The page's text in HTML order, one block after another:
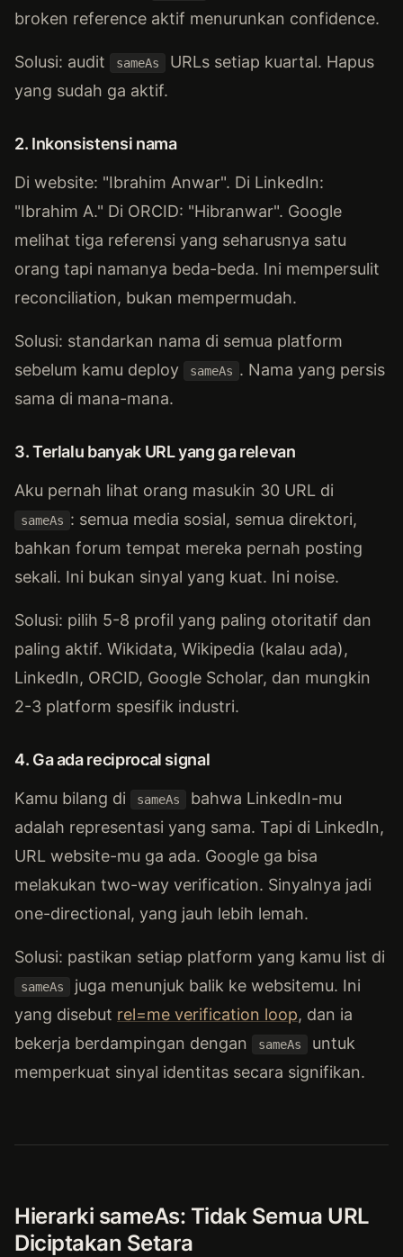
broken reference aktif menurunkan confidence.
Solusi: audit sameAs
URLs setiap kuartal. Hapus
yang sudah ga aktif.
2. Inkonsistensi nama
Di website: "Ibrahim Anwar". Di LinkedIn:
"Ibrahim A." Di ORCID: "Hibranwar". Google
melihat tiga referensi yang seharusnya satu
orang tapi namanya beda-beda. Ini mempersulit
reconciliation, bukan mempermudah.
Solusi: standarkan nama di semua platform
sebelum kamu deploy
sameAs . Nama yang persis
sama di mana-mana.
3. Terlalu banyak URL yang ga relevan
Aku pernah lihat orang masukin 30 URL di
sameAs : semua media sosial, semua direktori,
bahkan forum tempat mereka pernah posting
sekali. Ini bukan sinyal yang kuat. Ini noise.
Solusi: pilih 5-8 profil yang paling otoritatif dan
paling aktif. Wikidata, Wikipedia (kalau ada),
LinkedIn, ORCID, Google Scholar, dan mungkin
2-3 platform spesifik industri.
4. Ga ada reciprocal signal
Kamu bilang di sameAs
bahwa LinkedIn-mu
adalah representasi yang sama. Tapi di LinkedIn,
URL website-mu ga ada. Google ga bisa
melakukan two-way verification. Sinyalnya jadi
one-directional, yang jauh lebih lemah.
Solusi: pastikan setiap platform yang kamu list di
sameAs
juga menunjuk balik ke websitemu. Ini
yang disebut rel=me verification loop, dan ia
bekerja berdampingan dengan
sameAs
untuk
memperkuat sinyal identitas secara signifikan.
Hierarki sameAs: Tidak Semua URL
Diciptakan Setara